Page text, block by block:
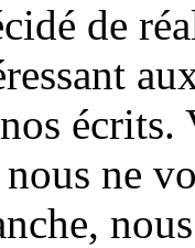
de
écrits.
ne